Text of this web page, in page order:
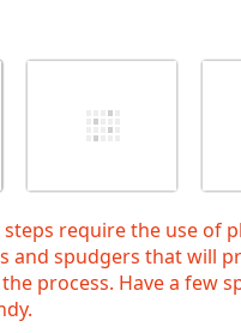
require the use of
and spudgers that will
process. Have a few